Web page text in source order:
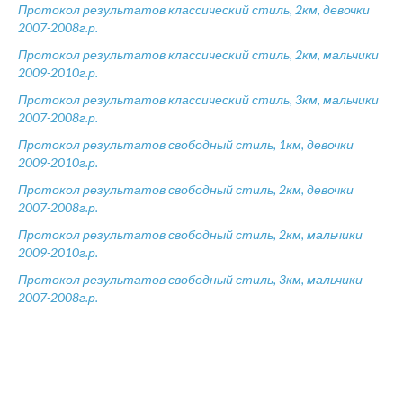
Протокол результатов классический стиль, 2км, девочки
2007-2008г.р.
Протокол результатов классический стиль, 2км, мальчики
2009-2010г.р.
Протокол результатов классический стиль, 3км, мальчики
2007-2008г.р.
Протокол результатов свободный стиль, 1км, девочки
2009-2010г.р.
Протокол результатов свободный стиль, 2км, девочки
2007-2008г.р.
Протокол результатов свободный стиль, 2км, мальчики
2009-2010г.р.
Протокол результатов свободный стиль, 3км, мальчики
2007-2008г.р.